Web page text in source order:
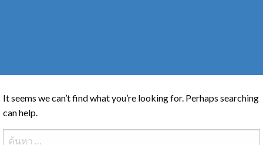
It seems we can’t find what you’re looking for. Perhaps searching
can help.
ค้นหา